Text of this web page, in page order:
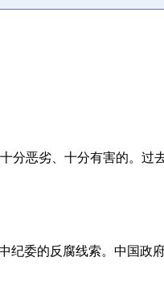
分恶劣、十分有害的。过
纪委的反腐线索。中国政